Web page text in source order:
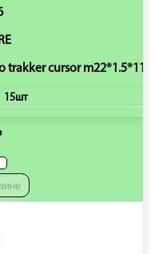
trakker cursor m22*1.5*119
15шт